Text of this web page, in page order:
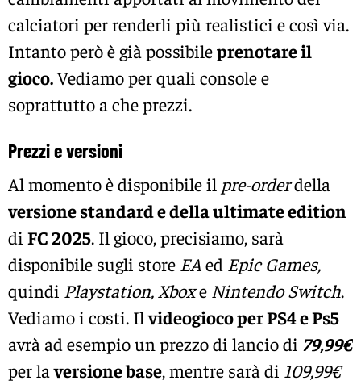
calciatori per renderli più realistici e così via.
Intanto però è già possibileprenotare il
gioco.Vediamo per quali console e
soprattutto a che prezzi.
Prezzi e versioni
Al momento è disponibile il pre-orderdella
versione standard e della ultimate edition
di FC 2025. Il gioco, precisiamo, sarà
disponibile sugli store EAed Epic Games,
quindi Playstation, Xboxe Nintendo Switch.
Vediamo i costi. Ilvideogioco per PS4 e Ps5
avrà ad esempio un prezzo di lancio di 79,99€
per laversione base, mentre sarà di 109,99€